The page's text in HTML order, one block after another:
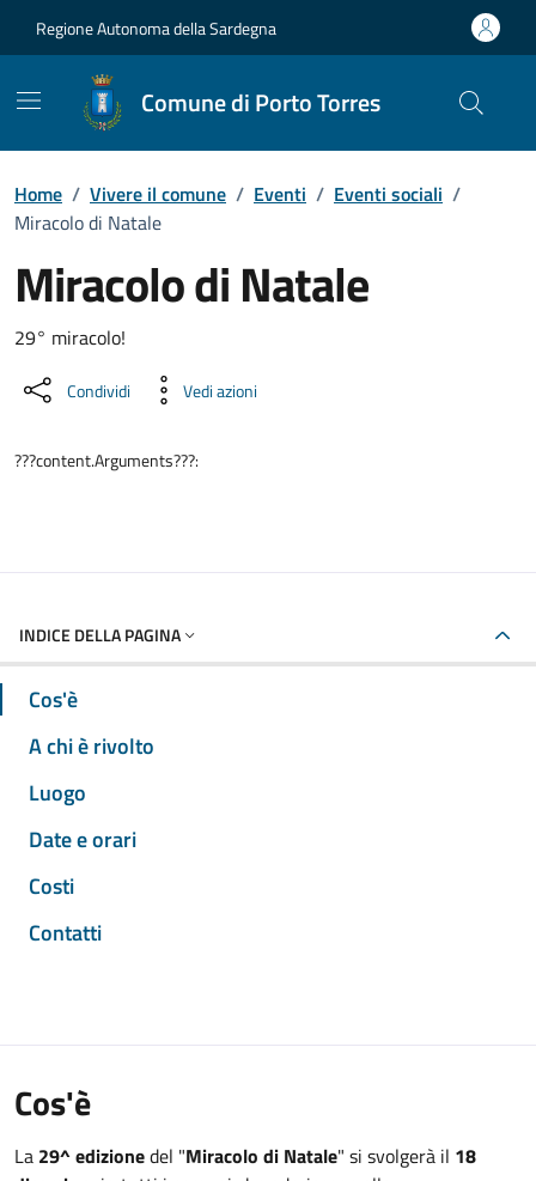
Regione Autonoma della Sardegna
Comune di Porto Torres
Home / Vivere il comune / Eventi / Eventi sociali /
Miracolo di Natale
Miracolo di Natale
Dettaglio dell'evento
29° miracolo!
Condividi Vedi azioni
???content.Arguments???:
INDICE DELLA PAGINA
Cos'è
A chi è rivolto
Luogo
Date e orari
Costi
Contatti
Cos'è
La 29^ edizionedel "Miracolo di Natale" si svolgerà il 18